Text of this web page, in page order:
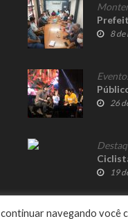
8 de
26
19
navegando você